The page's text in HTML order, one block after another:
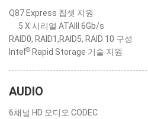
Q87 Express 칩셋 지원
5 X 시리얼 ATAIII 6Gb/s
RAID0, RAID1,RAID5, RAID 10 구성
Intel ® Rapid Storage 기술 지원
AUDIO
6채널 HD 오디오 CODEC